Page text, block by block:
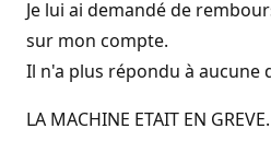
Je lui ai demandé de
sur mon compte.
Il n'a plus répondu à aucune
LA MACHINE ETAIT EN GREVE.